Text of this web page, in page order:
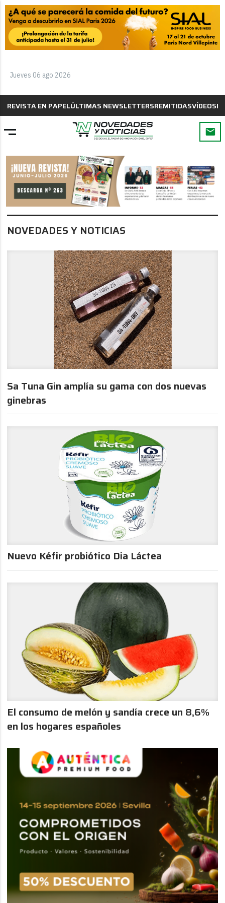
Jueves 06 ago 2026
REVISTA EN PAPELÚLTIMAS NEWSLETTERSREMITIDASVÍDEOS
NOVEDADES Y NOTICIAS
Sa Tuna Gin amplía su gama con dos nuevas
ginebras
Nuevo Kéfir probiótico Dia Láctea
El consumo de melón y sandía crece un 8,6%
en los hogares españoles